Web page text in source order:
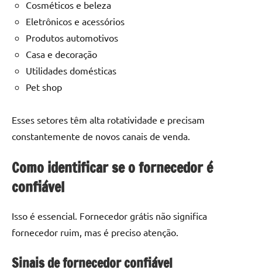
Cosméticos e beleza
Eletrônicos e acessórios
Produtos automotivos
Casa e decoração
Utilidades domésticas
Pet shop
Esses setores têm alta rotatividade e precisam
constantemente de novos canais de venda.
Como identificar se o fornecedor é
confiável
Isso é essencial. Fornecedor grátis não significa
fornecedor ruim, mas é preciso atenção.
Sinais de fornecedor confiável